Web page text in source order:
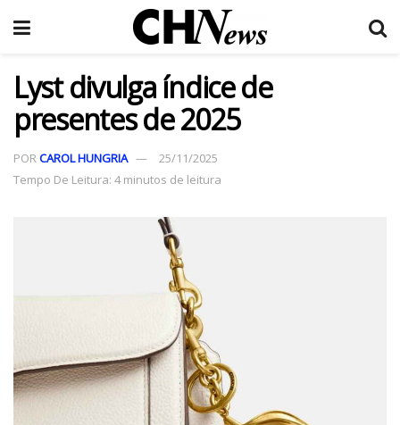
Lyst divulga índice de
presentes de 2025
PORCAROL HUNGRIA
25/11/2025
Tempo De Leitura: 4 minutos de leitura